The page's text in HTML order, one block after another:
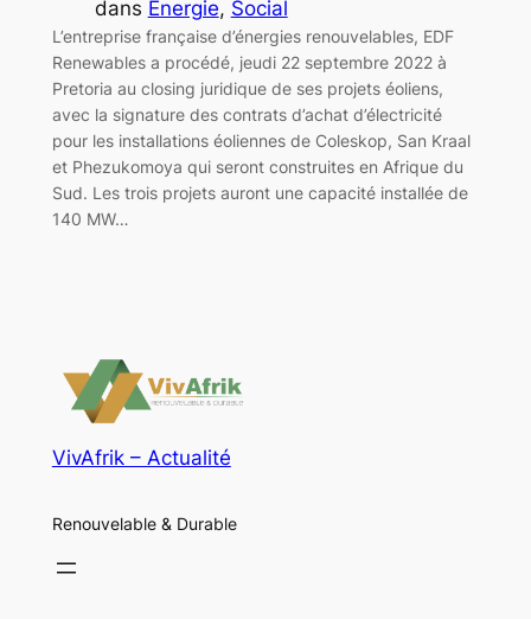
dans Energie, Social
L’entreprise française d’énergies renouvelables, EDF
Renewables a procédé, jeudi 22 septembre 2022 à
Pretoria au closing juridique de ses projets éoliens,
avec la signature des contrats d’achat d’électricité
pour les installations éoliennes de Coleskop, San Kraal
et Phezukomoya qui seront construites en Afrique du
Sud. Les trois projets auront une capacité installée de
140 MW…
VivAfrik – Actualité
Renouvelable & Durable